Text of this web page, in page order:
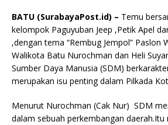
BATU (SurabayaPost.id) – Temu
kelompok Paguyuban Jeep ,Petik Apel
,dengan tema “Rembug Jempol” Paslon
Walikota Batu Nurochman dan Heli
Sumber Daya Manusia (SDM)
merupakan isu penting dalam Pilkada
Menurut Nurochman (Cak Nur) SDM
dalam sebuah perkembangan